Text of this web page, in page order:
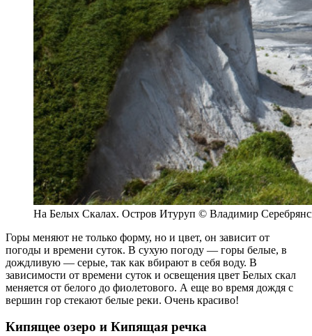
На Белых Скалах. Остров Итуруп © Владимир
Горы меняют не только форму, но и цвет, он зависит от
погоды и времени суток. В сухую погоду — горы белые, в
дождливую — серые, так как вбирают в себя воду. В
зависимости от времени суток и освещения цвет Белых скал
меняется от белого до фиолетового. А еще во время дождя с
вершин гор стекают белые реки. Очень красиво!
Кипящее озеро и Кипящая речка